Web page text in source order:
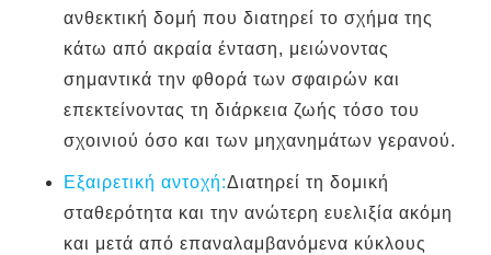
ανθεκτική δομή που διατηρεί το σχήμα της
κάτω από ακραία ένταση, μειώνοντας
σημαντικά την φθορά των σφαιρών και
επεκτείνοντας τη διάρκεια ζωής τόσο του
σχοινιού όσο και των μηχανημάτων γερανού.
Εξαιρετική αντοχή:Διατηρεί τη δομική
σταθερότητα και την ανώτερη ευελιξία ακόμη
και μετά από επαναλαμβανόμενα κύκλους